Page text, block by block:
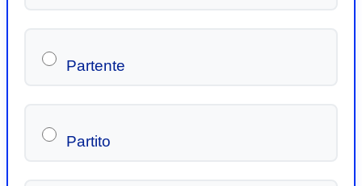
Partente
Partito